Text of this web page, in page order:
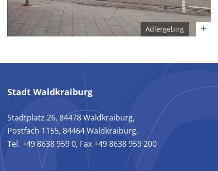
Adlergebirg
Stadt Waldkraiburg
Stadtplatz 26, 84478 Waldkraiburg,
Postfach 1155, 84464 Waldkraiburg,
Tel. +49 8638 959 0, Fax +49 8638 959 200